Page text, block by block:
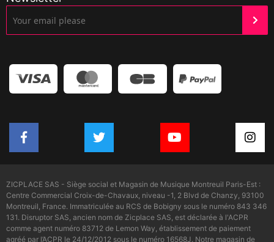
ZICPLACE SAS - Siège social et Magasin de Musique Montreuil Paris-Est :
Centre Commercial Croix-de-Chavaux, niveau -1, 2 Blvd de Chanzy, 93100
Montreuil, France. Immatriculée au RCS de Bobigny sous le numéro 843 346
131. Disruptor SAS, ancien nom de Zicplace SAS, est déclarée à l'ACPR
comme agent numéro 83712 de Lemon Way, établissement de paiement
agréé par l’ACPR le 24/12/2012 sous le numéro 16568J. Notre magasin de